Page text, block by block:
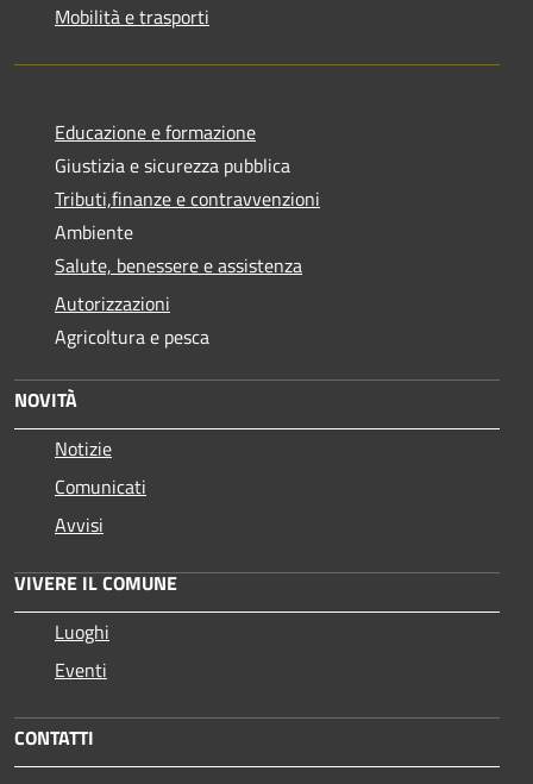
Mobilità e trasporti
Educazione e formazione
Giustizia e sicurezza pubblica
Tributi,finanze e contravvenzioni
Ambiente
Salute, benessere e assistenza
Autorizzazioni
Agricoltura e pesca
NOVITÀ
Notizie
Comunicati
Avvisi
VIVERE IL COMUNE
Luoghi
Eventi
CONTATTI